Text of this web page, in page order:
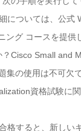
ついては、公式
グ コースを提供
Cisco Small and
集の使用は不可欠
資格試験に
すると、新しい